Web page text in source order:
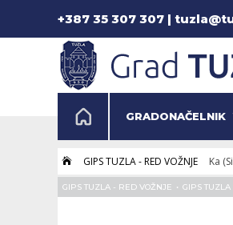
+387 35 307 307 |
GRADONAČELNIK
 GIPS TUZLA - RED VOŽNJE Ka
GIPS TUZLA - RED VOŽNJE • GIPS